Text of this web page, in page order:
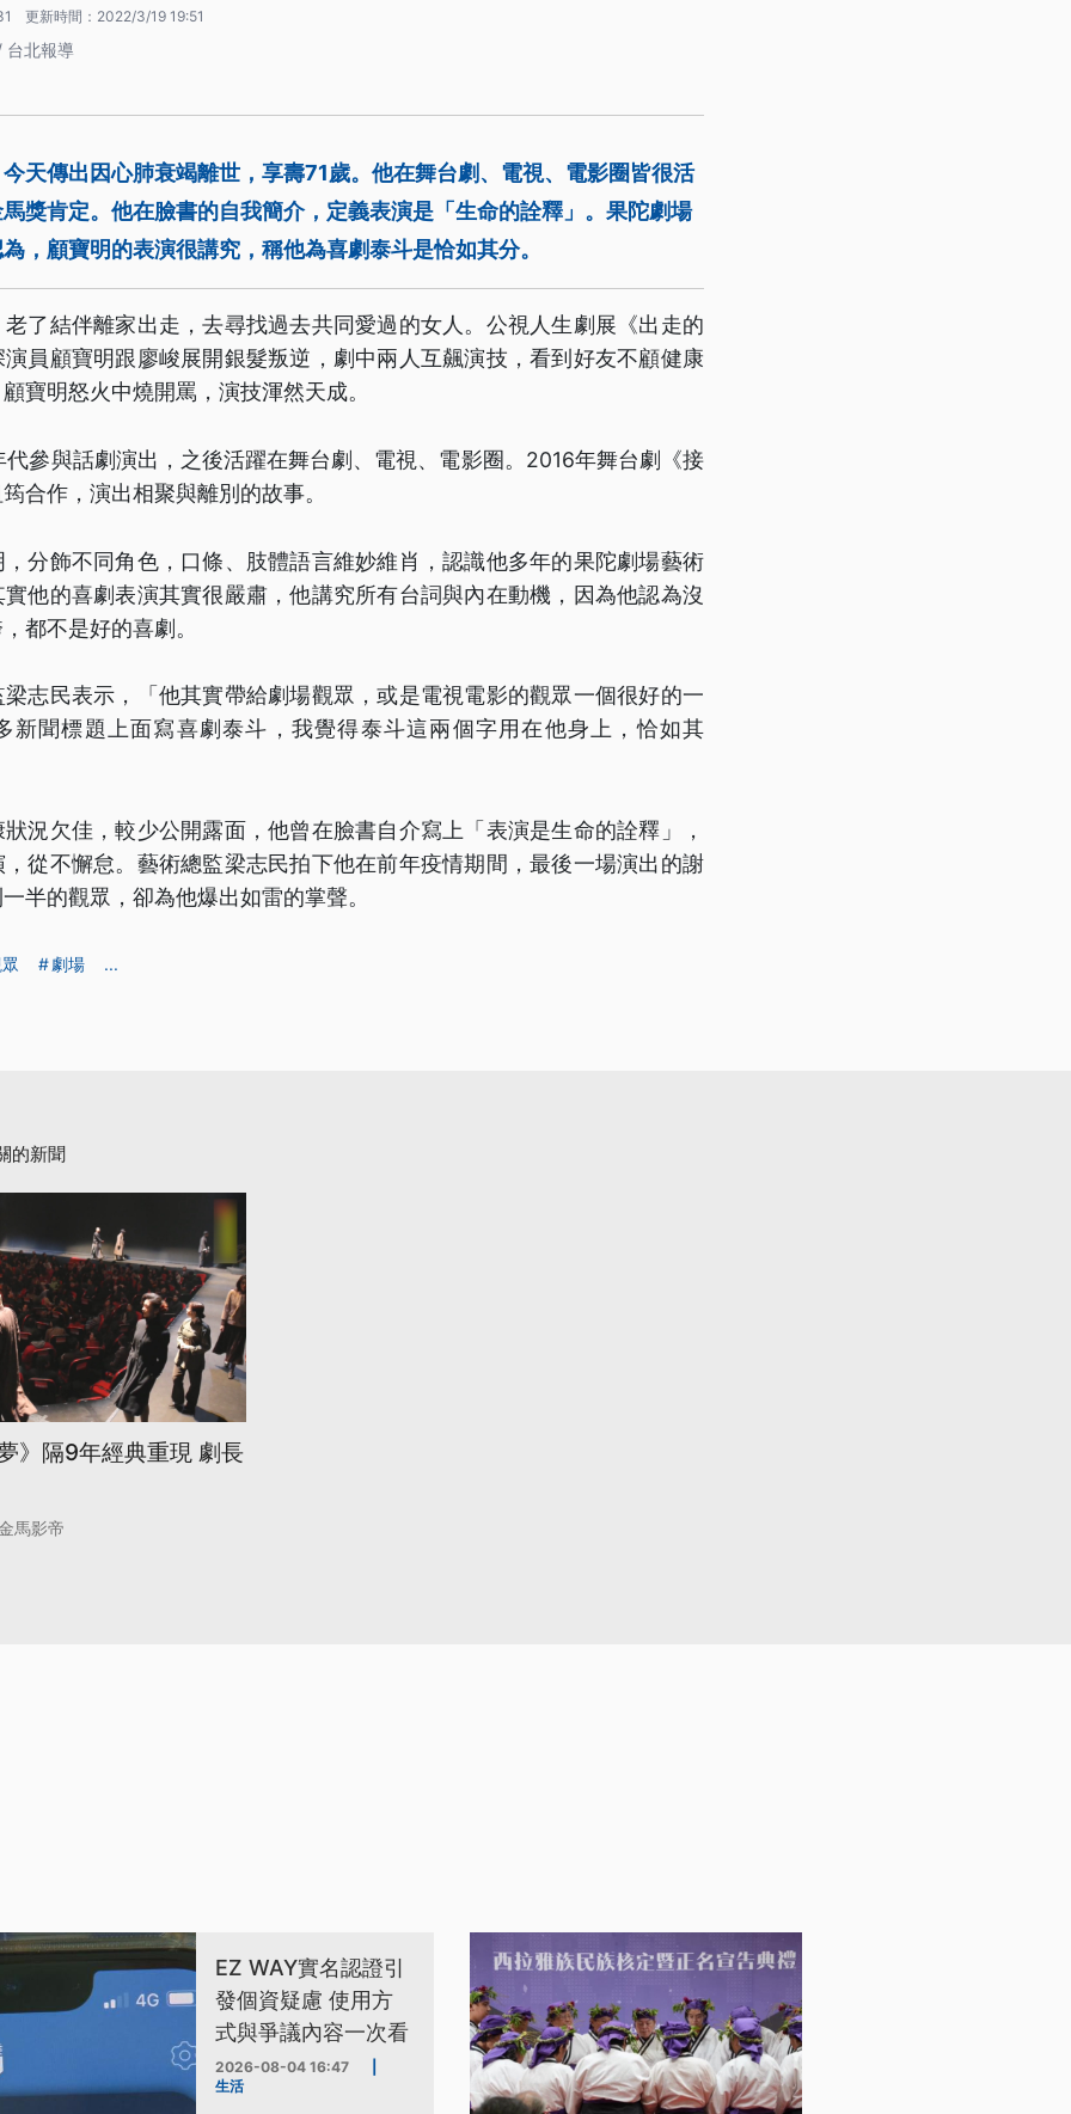
更新時間： 2022/3/19 19:51
台北報導
天傳出因心肺衰竭離世，享壽71歲。他在舞台劇、電視、電影圈皆很活
獎肯定。他在臉書的自我簡介，定義表演是「生命的詮釋」。果陀劇場
，顧寶明的表演很講究，稱他為喜劇泰斗是恰如其分。
了結伴離家出走，去尋找過去共同愛過的女人。公視人生劇展《出走的
員顧寶明跟廖峻展開銀髮叛逆，劇中兩人互飆演技，看到好友不顧健康
寶明怒火中燒開罵，演技渾然天成。
參與話劇演出，之後活躍在舞台劇、電視、電影圈。2016年舞台劇《接
合作，演出相聚與離別的故事。
分飾不同角色，口條、肢體語言維妙維肖，認識他多年的果陀劇場藝術
他的喜劇表演其實很嚴肅，他講究所有台詞與內在動機，因為他認為沒
都不是好的喜劇。
志民表示，「他其實帶給劇場觀眾，或是電視電影的觀眾一個很好的一
新聞標題上面寫喜劇泰斗，我覺得泰斗這兩個字用在他身上，恰如其
況欠佳，較少公開露面，他曾在臉書自介寫上「表演是生命的詮釋」，
從不懈怠。藝術總監梁志民拍下他在前年疫情期間，最後一場演出的謝
半的觀眾，卻為他爆出如雷的掌聲。
劇場 ...
的新聞
》隔9年經典重現 劇長
馬影帝
EZ WAY實名認證引
發個資疑慮 使用方
式與爭議內容一次看
2026-08-04 16:47
生活